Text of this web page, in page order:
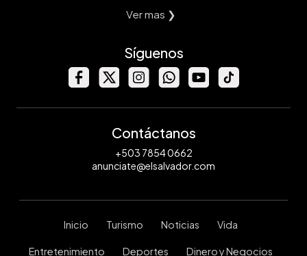
Ver mas ❯
Síguenos
Contáctanos
+503 7854 0662
anunciate@elsalvador.com
Inicio Turismo Noticias Vida
Entretenimiento Deportes Dinero y Negocios